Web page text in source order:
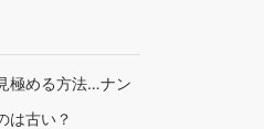
極める方法…ナン
は古い？